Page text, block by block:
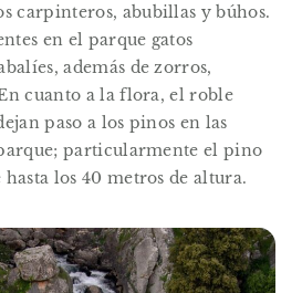
carpinteros, abubillas y búhos.
en el parque gatos
además de zorros,
cuanto a la flora, el roble
paso a los pinos en las
particularmente el pino
hasta los 40 metros de altura.